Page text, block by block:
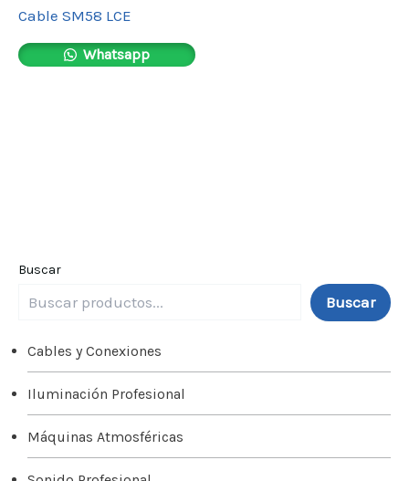
Buscar
Buscar
Cables y Conexiones
Iluminación Profesional
Máquinas Atmosféricas
Cable SM58 LCE
Whatsapp